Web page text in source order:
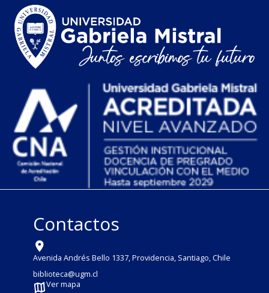
Contactos
Avenida Andrés Bello 1337, Providencia, Santiago, Chile
biblioteca@ugm.cl
Ver mapa